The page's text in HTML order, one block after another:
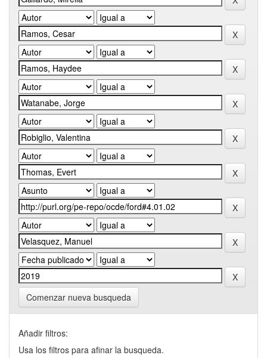
Comenzar nueva busqueda
Añadir filtros:
Usa los filtros para afinar la busqueda.